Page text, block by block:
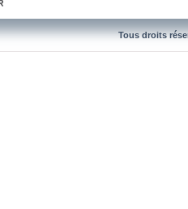
Tous droits